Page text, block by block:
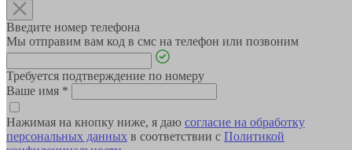
Введите номер телефона
Мы отправим вам код в смс на телефон или позвоним
Требуется подтверждение по номеру
Ваше имя *
Нажимая на кнопку ниже, я даю согласие на обработку
персональных данных в соответствии с Политикой